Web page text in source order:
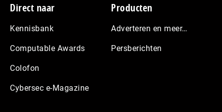
Footer
Direct naar
Kennisbank
Computable Awards
Colofon
Cybersec e-Magazine
Producten
Adverteren en meer…
Persberichten